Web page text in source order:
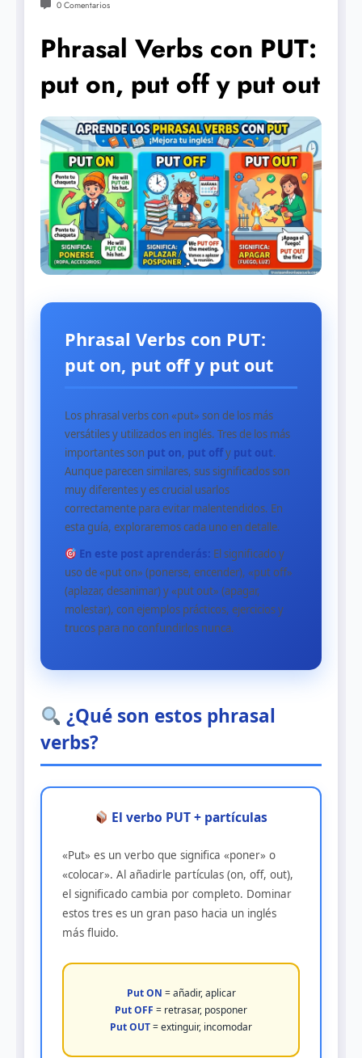
0 Comentarios
Phrasal Verbs con PUT:
put on, put off y put out
Phrasal Verbs con PUT:
put on, put off y put out
Los phrasal verbs con «put» son de los más
versátiles y utilizados en inglés. Tres de los más
importantes son put on, put offy put out.
Aunque parecen similares, sus significados son
muy diferentes y es crucial usarlos
correctamente para evitar malentendidos. En
esta guía, exploraremos cada uno en detalle.
En este post aprenderás: El significado y
uso de «put on» (ponerse, encender), «put off»
(aplazar, desanimar) y «put out» (apagar,
molestar), con ejemplos prácticos, ejercicios y
trucos para no confundirlos nunca.
¿Qué son estos phrasal
verbs?
El verbo PUT + partículas
«Put» es un verbo que significa «poner» o
«colocar». Al añadirle partículas (on, off, out),
el significado cambia por completo. Dominar
estos tres es un gran paso hacia un inglés
más fluido.
Put ON = añadir, aplicar
Put OFF = retrasar, posponer
Put OUT= extinguir, incomodar